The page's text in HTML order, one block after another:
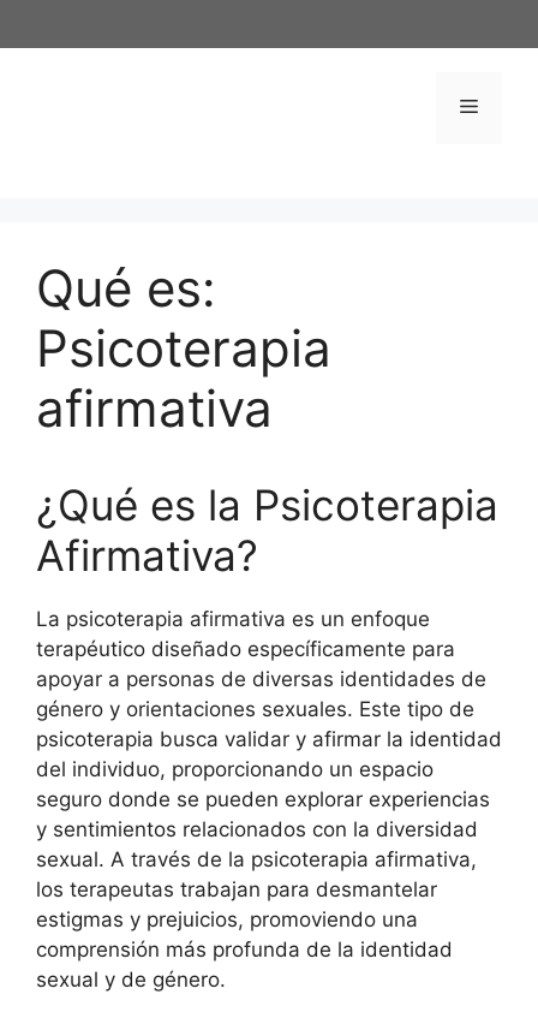
al
Menú
Qué es:
Psicoterapia
afirmativa
¿Qué es la Psicoterapia
Afirmativa?
La psicoterapia afirmativa es un enfoque
terapéutico diseñado específicamente para
apoyar a personas de diversas identidades de
género y orientaciones sexuales. Este tipo de
psicoterapia busca validar y afirmar la identidad
del individuo, proporcionando un espacio
seguro donde se pueden explorar experiencias
y sentimientos relacionados con la diversidad
sexual. A través de la psicoterapia afirmativa,
los terapeutas trabajan para desmantelar
estigmas y prejuicios, promoviendo una
comprensión más profunda de la identidad
sexual y de género.